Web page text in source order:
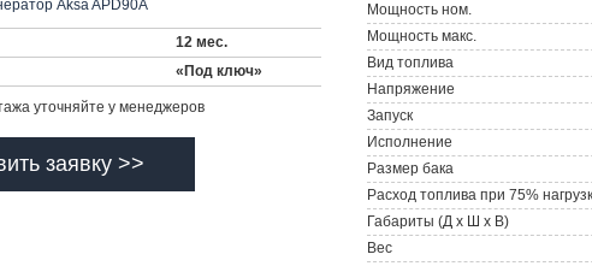
12 мес.
«Под ключ»
уточняйте у менеджеров
заявку >>
Мощность ном.
Мощность макс.
Вид топлива
Напряжение
Запуск
Исполнение
Размер бака
Расход топлива при 75%
Габариты (Д х Ш х В)
Вес